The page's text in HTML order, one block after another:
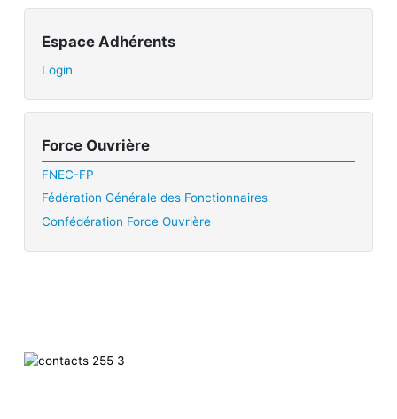
Espace Adhérents
Login
Force Ouvrière
FNEC-FP
Fédération Générale des Fonctionnaires
Confédération Force Ouvrière